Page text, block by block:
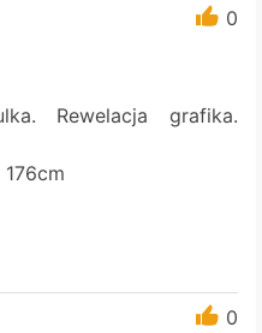
0
Rewelacja grafika.
0